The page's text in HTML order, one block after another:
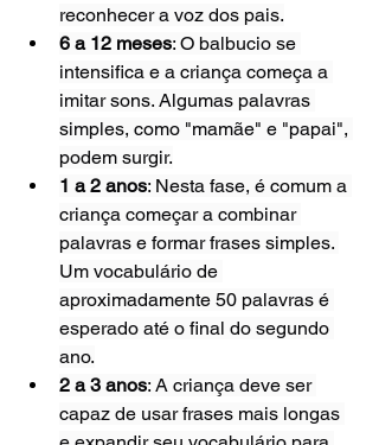
reconhecer a voz dos pais.
6 a 12 meses: O balbucio se
intensifica e a criança começa a
imitar sons. Algumas palavras
simples, como "mamãe" e "papai",
podem surgir.
1 a 2 anos: Nesta fase, é comum a
criança começar a combinar
palavras e formar frases simples.
Um vocabulário de
aproximadamente 50 palavras é
esperado até o final do segundo
ano.
2 a 3 anos: A criança deve ser
capaz de usar frases mais longas